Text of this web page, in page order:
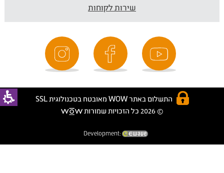
שירות לקוחות
התשלום באתר WOW מאובטח בטכנולוגית SSL
© 2026 כל הזכויות שמורות
Development: